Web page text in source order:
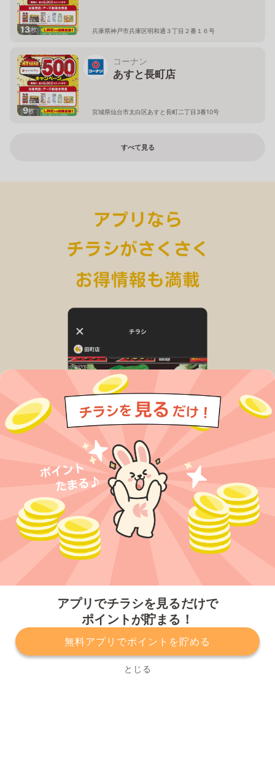
アプリでチラシを見るだけで
ポイントが貯まる！
無料アプリでポイントを貯める
とじる
13枚 兵庫県神戸市兵庫区明和通３丁目２番１６号
9枚
コーナン
あすと長町店
宮城県仙台市太白区あすと長町二丁目3番10号
すべて見る
プライバシーポリシー 利用規約
運営会社
サービスに関してのお問い合わせ